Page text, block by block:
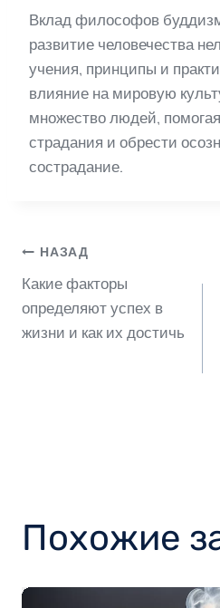
Вклад философов
развитие человечества
учения, принципы и
влияние на мировую
множество людей,
страдания и обрести
сострадание.
Навигация
по
НАЗАД
Какие факторы
определяют успех в
жизни и как их достичь
Похожие